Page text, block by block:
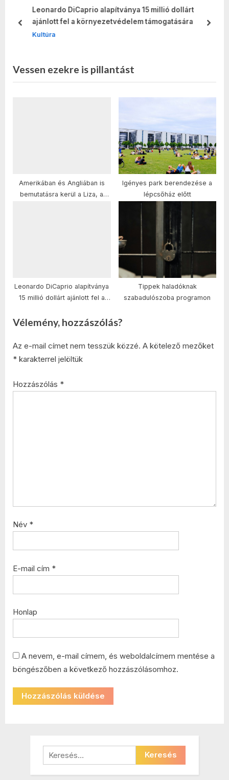
s
t
o
s
Leonardo DiCaprio alapítványa 15 millió dollárt
ajánlott fel a környezetvédelem támogatására
Kultúra
prev next
Vessen ezekre is pillantást
Amerikában és Angliában is
bemutatásra kerül a Liza, a
Igényes park berendezése a
lépcsőház előtt
Leonardo DiCaprio alapítványa
15 millió dollárt ajánlott fel a
támogatására
Tippek haladóknak
szabadulószoba programon
Vélemény, hozzászólás?
Az e-mail címet nem tesszük közzé. A kötelező mezőket
* karakterrel jelöltük
Hozzászólás *
Név *
E-mail cím *
Honlap
A nevem, e-mail címem, és weboldalcímem mentése a
böngészőben a következő hozzászólásomhoz.
Keresés: